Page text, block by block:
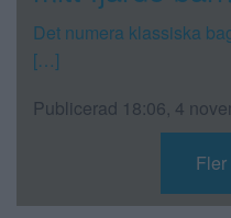
Det numera klassiska
[…]
Publicerad 18:06, 4
Fler